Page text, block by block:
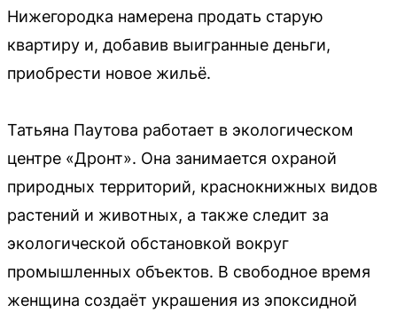
Нижегородка намерена продать старую
квартиру и, добавив выигранные деньги,
приобрести новое жильё.
Татьяна Паутова работает в экологическом
центре «Дронт». Она занимается охраной
природных территорий, краснокнижных видов
растений и животных, а также следит за
экологической обстановкой вокруг
промышленных объектов. В свободное время
женщина создаёт украшения из эпоксидной